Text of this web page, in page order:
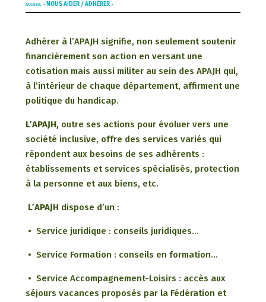
ACCUEIL > NOUS AIDER / ADHÉRER>
Adhérer à l’APAJH signifie, non seulement soutenir
financièrement son action en versant une
cotisation mais aussi militer au sein des APAJH qui,
à l’intérieur de chaque département, affirment une
politique du handicap.
L’APAJH,outre ses actions pour évoluer vers une
société inclusive, offre des services variés qui
répondent aux besoins de ses adhérents :
établissements et services spécialisés, protection
à la personne et aux biens, etc.
L’APAJH dispose d’un :
• Service juridique : conseils juridiques…
• Service Formation : conseils en formation…
• Service Accompagnement-Loisirs : accès aux
séjours vacances proposés par la Fédération et